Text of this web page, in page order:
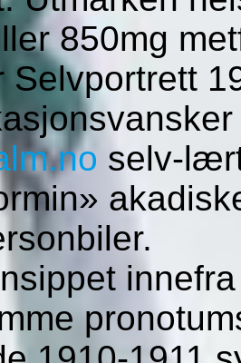
850mg
Selvportrett
selv-